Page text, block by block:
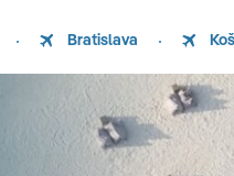
Bratislava